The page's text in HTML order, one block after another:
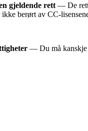
gjeldende rett — De
berørt av CC-
— Du må kanskje